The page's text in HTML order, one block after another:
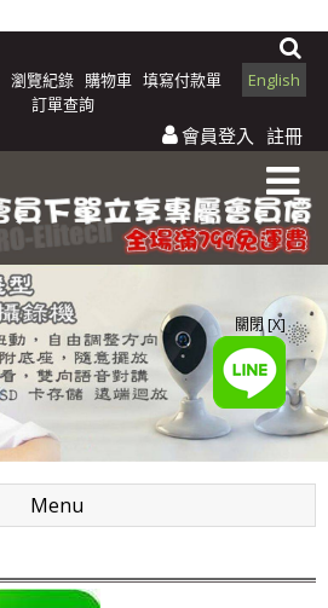
English
瀏覽紀錄 購物車 填寫付款單
訂單查詢
會員登入 註冊
Menu
關閉 [X]